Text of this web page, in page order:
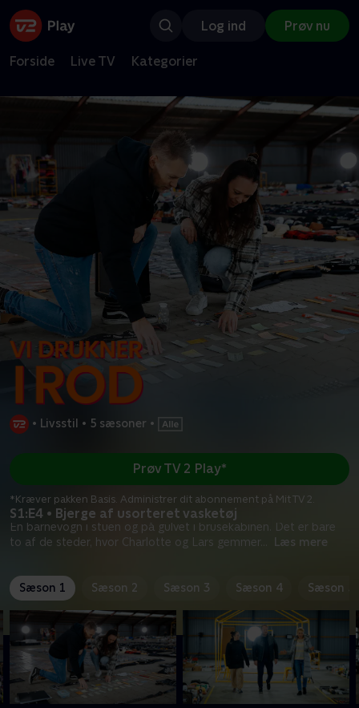
Log ind Prøv nu
Forside Live TV Kategorier
• Livsstil • 5 sæsoner •
S1:E4 • Bjerge af usorteret vasketøj
En barnevogn i stuen og på gulvet i brusekabinen. Det er bare
to af de steder, hvor Charlotte og Lars gemmer
Læs mere
Prøv TV 2 Play*
*Kræver pakken Basis. Administrer dit abonnement på Mit TV 2.
Sæson 1 Sæson 2 Sæson 3 Sæson 4 Sæson 5